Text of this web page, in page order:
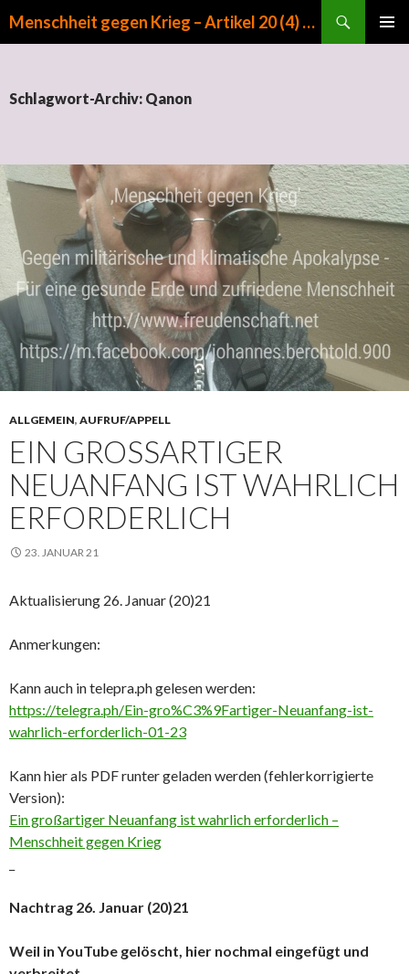
Menschheit gegen Krieg – Artikel 20 (4) GG
Schlagwort-Archiv: Qanon
ALLGEMEIN, AUFRUF/APPELL
EIN GROSSARTIGER N
EUANFANG IST WAHRLICH E
RFORDERLICH
23. JANUAR 21
Aktualisierung 26. Januar (20)21
Anmerkungen:
Kann auch in telepra.ph gelesen werden:
https://telegra.ph/Ein-gro%C3%9Fartiger-Neuanfang-ist-
wahrlich-erforderlich-01-23
Kann hier als PDF runter geladen werden (fehlerkorrigierte
Version):
Ein großartiger Neuanfang ist wahrlich erforderlich –
Menschheit gegen Krieg
Nachtrag 26. Januar (20)21
Weil in YouTube gelöscht, hier nochmal eingefügt und